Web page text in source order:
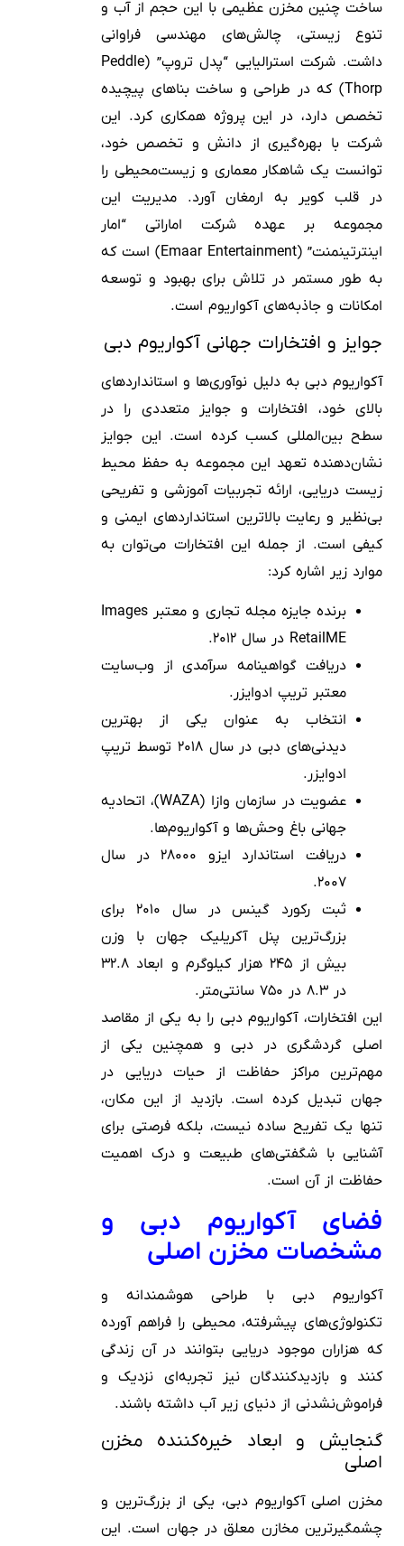
ساخت چنین مخزن عظیمی با این حجم از آب و
تنوع زیستی، چالش‌های مهندسی فراوانی
داشت. شرکت استرالیایی “پدل تروپ” (Peddle
Thorp) که در طراحی و ساخت بناهای پیچیده
تخصص دارد، در این پروژه همکاری کرد. این
شرکت با بهره‌گیری از دانش و تخصص خود،
توانست یک شاهکار معماری و زیست‌محیطی را
در قلب کویر به ارمغان آورد. مدیریت این
مجموعه بر عهده شرکت اماراتی “امار
اینترتینمنت” (Emaar Entertainment) است که
به طور مستمر در تلاش برای بهبود و توسعه
امکانات و جاذبه‌های آکواریوم است.
جوایز و افتخارات جهانی آکواریوم دبی
آکواریوم دبی به دلیل نوآوری‌ها و استانداردهای
بالای خود، افتخارات و جوایز متعددی را در
سطح بین‌المللی کسب کرده است. این جوایز
نشان‌دهنده تعهد این مجموعه به حفظ محیط
زیست دریایی، ارائه تجربیات آموزشی و تفریحی
بی‌نظیر و رعایت بالاترین استانداردهای ایمنی و
کیفی است. از جمله این افتخارات می‌توان به
موارد زیر اشاره کرد:
برنده جایزه مجله تجاری و معتبر Images
RetailME در سال ۲۰۱۲.
دریافت گواهینامه سرآمدی از وب‌سایت
معتبر تریپ ادوایزر.
انتخاب به عنوان یکی از بهترین
دیدنی‌های دبی در سال ۲۰۱۸ توسط تریپ
ادوایزر.
عضویت در سازمان وازا (WAZA)، اتحادیه
جهانی باغ وحش‌ها و آکواریوم‌ها.
دریافت استاندارد ایزو ۲۸۰۰۰ در سال
۲۰۰۷.
ثبت رکورد گینس در سال ۲۰۱۰ برای
بزرگ‌ترین پنل آکریلیک جهان با وزن
بیش از ۲۴۵ هزار کیلوگرم و ابعاد ۳۲.۸
در ۸.۳ در ۷۵۰ سانتی‌متر.
این افتخارات، آکواریوم دبی را به یکی از مقاصد
اصلی گردشگری در دبی و همچنین یکی از
مهم‌ترین مراکز حفاظت از حیات دریایی در
جهان تبدیل کرده است. بازدید از این مکان،
تنها یک تفریح ساده نیست، بلکه فرصتی برای
آشنایی با شگفتی‌های طبیعت و درک اهمیت
حفاظت از آن است.
فضای آکواریوم دبی و
مشخصات مخزن اصلی
آکواریوم دبی با طراحی هوشمندانه و
تکنولوژی‌های پیشرفته، محیطی را فراهم آورده
که هزاران موجود دریایی بتوانند در آن زندگی
کنند و بازدیدکنندگان نیز تجربه‌ای نزدیک و
فراموش‌نشدنی از دنیای زیر آب داشته باشند.
گنجایش و ابعاد خیره‌کننده مخزن
اصلی
مخزن اصلی آکواریوم دبی، یکی از بزرگ‌ترین و
چشمگیرترین مخازن معلق در جهان است. این